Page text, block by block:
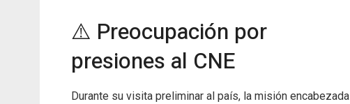
⚠️ Preocupación por
presiones al CNE
Durante su visita preliminar al país, la misión encabezada